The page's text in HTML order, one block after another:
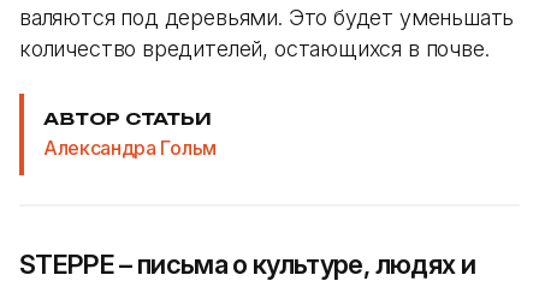
валяются под деревьями. Это будет уменьшать
количество вредителей, остающихся в почве.
АВТОР СТАТЬИ
Александра Гольм
STEPPE – письма о культуре, людях и